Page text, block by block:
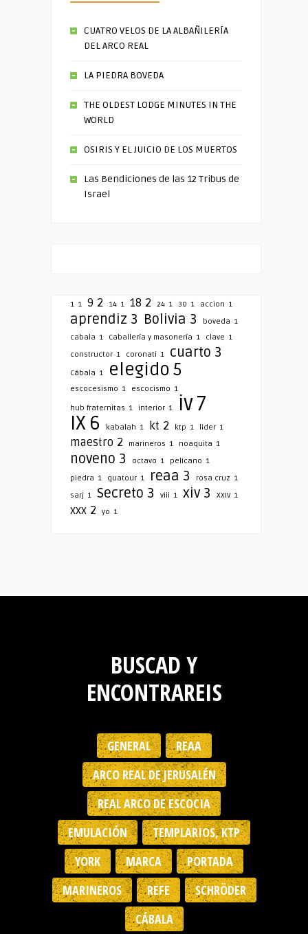
CUATRO VELOS DE LA ALBAÑILERÍA
DEL ARCO REAL
LA PIEDRA BOVEDA
THE OLDEST LODGE MINUTES IN THE
WORLD
OSIRIS Y EL JUICIO DE LOS MUERTOS
Las Bendiciones de las 12 Tribus de
Israel
1 1 9 2 14 1 18 2 24 1 30 1 accion 1
aprendiz 3 Bolivia 3 boveda 1
cabala 1 Caballería y masonería 1 clave 1
constructor 1 coronati 1 cuarto 3
Cábala 1 elegido5
escocesismo 1 escocismo 1
hub fraternitas 1 interior 1 iv7
IX 6 kabalah 1 kt 2 ktp 1 lider 1
maestro 2 marineros 1 noaquita 1
noveno 3 octavo 1 pelicano 1
piedra 1 quatour 1 reaa 3 rosa cruz 1
sarj 1 Secreto 3 viii 1 xiv 3 XXIV 1
xxx 2 yo 1
BUSCAD Y
ENCONTRAREIS
GENERAL
REAA
ARCO REAL DE JERUSALÉN
REAL ARCO DE ESCOCIA
EMULACIÓN
TEMPLARIOS, KTP
YORK
MARCA
PORTADA
MARINEROS
REFE
SCHRÖDER
CÁBALA